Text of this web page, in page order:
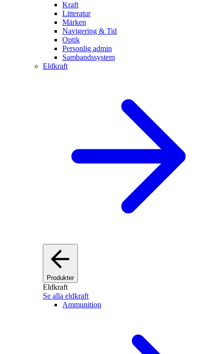
Kraft
Litteratur
Märken
Navigering & Tid
Optik
Personlig admin
Sambandssystem
Eldkraft
Produkter
Eldkraft
Se alla eldkraft
Ammunition